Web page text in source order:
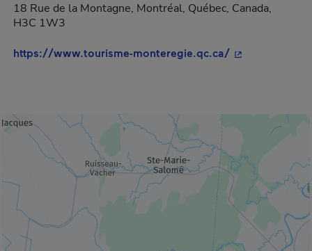
18 Rue de la Montagne, Montréal, Québec, Canada,
H3C 1W3
https://www.tourisme-monteregie.qc.ca/- Cet hyperlien